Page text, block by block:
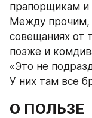
прапорщикам и
Между прочим,
совещаниях от
позже и
«Это не
У них там все
О ПОЛЬЗЕ